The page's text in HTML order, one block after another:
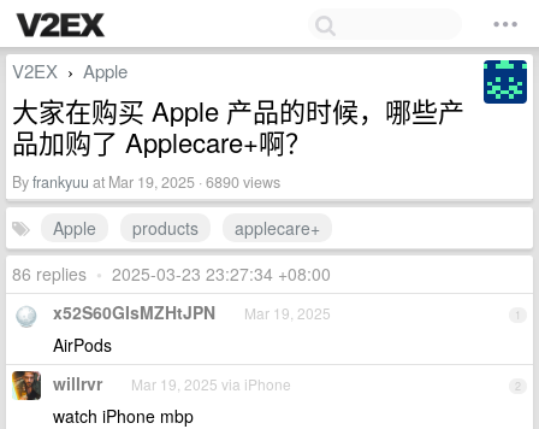
V2EX › Apple
大家在购买 Apple 产品的时候，哪些产
品加购了 Applecare+啊？
Byfrankyuu at Mar 19, 2025 · 6890 views
Apple products
applecare+
86 replies • 2025-03-23 23:27:34 +08:00
1
x52S60GIsMZHtJPN Mar 19, 2025
AirPods
2
willrvr Mar 19, 2025 via iPhone
watch iPhone mbp